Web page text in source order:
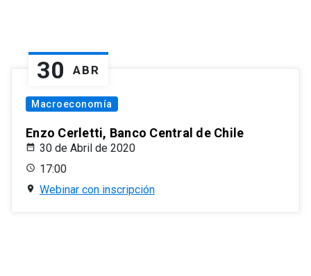
30 ABR
Macroeconomía
Enzo Cerletti, Banco Central de Chile
30 de Abril de 2020
17:00
Webinar con inscripción